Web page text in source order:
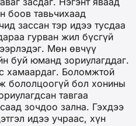
боов тавьчихаад
зассан тэр идээ тусдаа
гурван жил бүсгүй
Мөн өвчүү
буй юманд зориулагддаг.
хамаардаг. Боломжтой
бололцоогүй бол хонины
тавгаа
зочдоо зална. Гэхдээ
идээ учраас, хүн